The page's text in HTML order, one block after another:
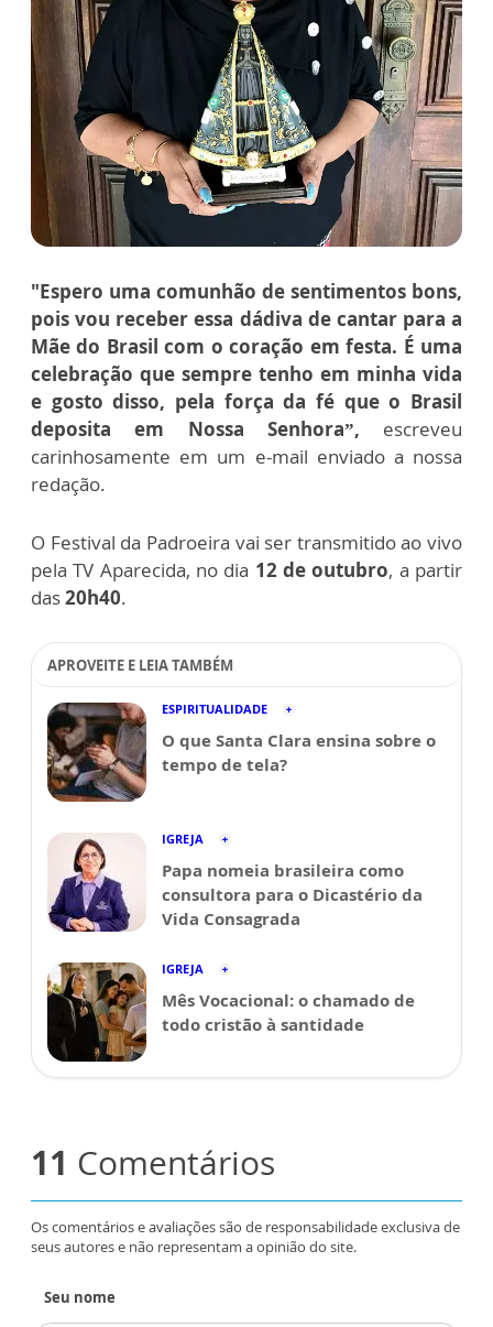
"Espero uma comunhão de sentimentos bons,
pois vou receber essa dádiva de cantar para a
Mãe do Brasil com o coração em festa. É uma
celebração que sempre tenho em minha vida
e gosto disso, pela força da fé que o Brasil
deposita em Nossa Senhora”, escreveu
carinhosamente em um e-mail enviado a nossa
redação.
O Festival da Padroeira vai ser transmitido ao vivo
pela TV Aparecida, no dia 12 de outubro, a partir
das20h40.
APROVEITE E LEIA TAMBÉM
ESPIRITUALIDADE
O que Santa Clara ensina sobre o
tempo de tela?
IGREJA
Papa nomeia brasileira como
consultora para o Dicastério da
Vida Consagrada
IGREJA
Mês Vocacional: o chamado de
todo cristão à santidade
11 Comentários
Os comentários e avaliações são de responsabilidade exclusiva de
seus autores e não representam a opinião do site.
Seu nome